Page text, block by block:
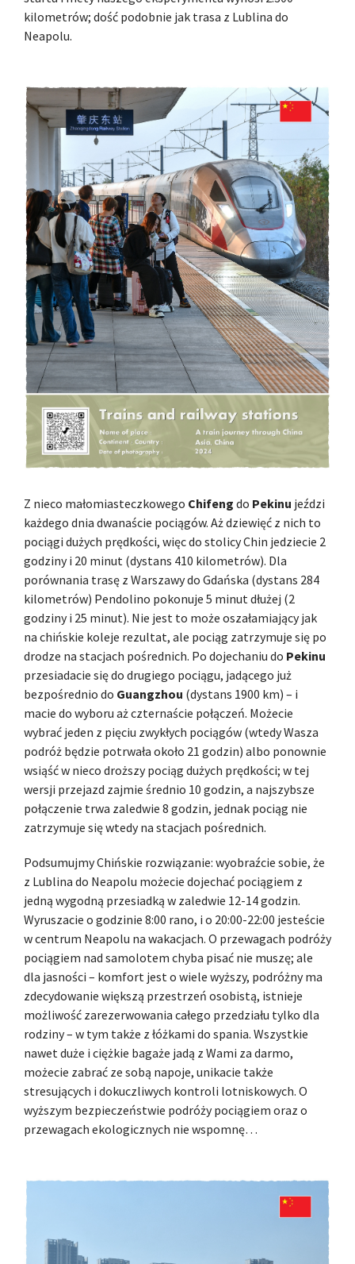
kilometrów; dość podobnie jak trasa z Lublina do
Neapolu.
Z nieco małomiasteczkowego Chifeng do Pekinu jeździ
każdego dnia dwanaście pociągów. Aż dziewięć z nich to
pociągi dużych prędkości, więc do stolicy Chin jedziecie 2
godziny i 20 minut (dystans 410 kilometrów). Dla
porównania trasę z Warszawy do Gdańska (dystans 284
kilometrów) Pendolino pokonuje 5 minut dłużej (2
godziny i 25 minut). Nie jest to może oszałamiający jak
na chińskie koleje rezultat, ale pociąg zatrzymuje się po
drodze na stacjach pośrednich. Po dojechaniu do Pekinu
przesiadacie się do drugiego pociągu, jadącego już
bezpośrednio do Guangzhou (dystans 1900 km) – i
macie do wyboru aż czternaście połączeń. Możecie
wybrać jeden z pięciu zwykłych pociągów (wtedy Wasza
podróż będzie potrwała około 21 godzin) albo ponownie
wsiąść w nieco droższy pociąg dużych prędkości; w tej
wersji przejazd zajmie średnio 10 godzin, a najszybsze
połączenie trwa zaledwie 8 godzin, jednak pociąg nie
zatrzymuje się wtedy na stacjach pośrednich.
Podsumujmy Chińskie rozwiązanie: wyobraźcie sobie, że
z Lublina do Neapolu możecie dojechać pociągiem z
jedną wygodną przesiadką w zaledwie 12-14 godzin.
Wyruszacie o godzinie 8:00 rano, i o 20:00-22:00 jesteście
w centrum Neapolu na wakacjach. O przewagach podróży
pociągiem nad samolotem chyba pisać nie muszę; ale
dla jasności – komfort jest o wiele wyższy, podróżny ma
zdecydowanie większą przestrzeń osobistą, istnieje
możliwość zarezerwowania całego przedziału tylko dla
rodziny – w tym także z łóżkami do spania. Wszystkie
nawet duże i ciężkie bagaże jadą z Wami za darmo,
możecie zabrać ze sobą napoje, unikacie także
stresujących i dokuczliwych kontroli lotniskowych. O
wyższym bezpieczeństwie podróży pociągiem oraz o
przewagach ekologicznych nie wspomnę…